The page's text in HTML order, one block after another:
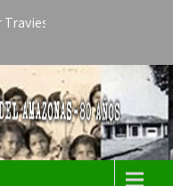
como Vicario